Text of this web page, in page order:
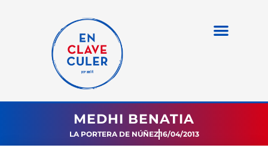
MEDHI BENATIA
LA PORTERA DE NÚÑEZ16/04/2013